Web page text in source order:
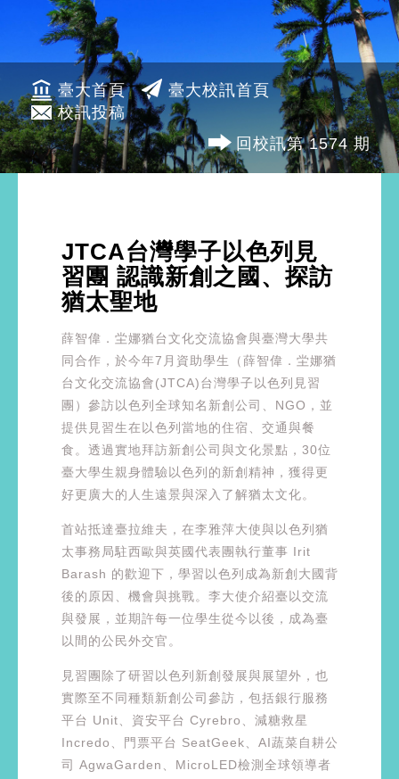
臺大首頁
臺大校訊首頁
校訊投稿
回校訊第 1574 期
JTCA台灣學子以色列見
習團 認識新創之國、探訪
猶太聖地
薛智偉．坣娜猶台文化交流協會與臺灣大學共
同合作，於今年7月資助學生（薛智偉．坣娜猶
台文化交流協會(JTCA)台灣學子以色列見習
團）參訪以色列全球知名新創公司、NGO，並
提供見習生在以色列當地的住宿、交通與餐
食。透過實地拜訪新創公司與文化景點，30位
臺大學生親身體驗以色列的新創精神，獲得更
好更廣大的人生遠景與深入了解猶太文化。
首站抵達臺拉維夫，在李雅萍大使與以色列猶
太事務局駐西歐與英國代表團執行董事 Irit
Barash 的歡迎下，學習以色列成為新創大國背
後的原因、機會與挑戰。李大使介紹臺以交流
與發展，並期許每一位學生從今以後，成為臺
以間的公民外交官。
見習團除了研習以色列新創發展與展望外，也
實際至不同種類新創公司參訪，包括銀行服務
平台 Unit、資安平台 Cyrebro、減糖救星
Incredo、門票平台 SeatGeek、AI蔬菜自耕公
司 AgwaGarden、MicroLED檢測全球領導者